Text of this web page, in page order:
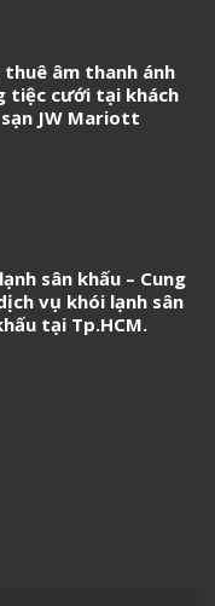
thuê âm thanh ánh
tiệc cưới tại khách
sạn JW Mariott
sân khấu – Cung
vụ khói lạnh sân
tại Tp.HCM.